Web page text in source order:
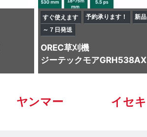
すぐ使えます 予約承ります！
新品
～７日発送
OREC草刈機
ジーテックモアGRH538AX
ヤンマー イセキ